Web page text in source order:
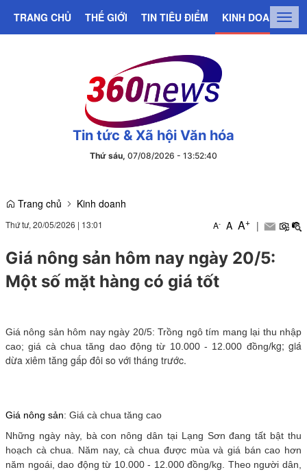
TRANG CHỦ THẾ GIỚI TIN TIÊU ĐIỂM KINH DOANH
Tin tức & Xã hội Văn hóa
Thứ sáu,07/08/2026 -13:52:41
Trang chủ Kinh doanh
Thứ tư, 20/05/2026 | 13:01 A- A A+ |
Giá nông sản hôm nay ngày 20/5:
Một số mặt hàng có giá tốt
Giá nông sản hôm nay ngày 20/5: Trồng ngô tím mang lại thu nhập
cao; giá cà chua tăng dao động từ 10.000 - 12.000 đồng/kg; giá
dừa xiêm tăng gấp đôi so với tháng trước.
Giá nông sản: Giá cà chua tăng cao
Những ngày này, bà con nông dân tại Lạng Sơn đang tất bật thu
hoạch cà chua. Năm nay, cà chua được mùa và giá bán cao hơn
năm ngoái, dao động từ 10.000 - 12.000 đồng/kg. Theo người dân,